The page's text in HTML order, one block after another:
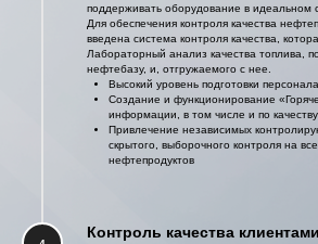
поддерживать оборудование в идеальном
Для обеспечения контроля качества
введена система контроля качества,
Лабораторный анализ качества топлива,
нефтебазу, и, отгружаемого с нее.
Высокий уровень подготовки персонала
Создание и функционирование
информации, в том числе и по
Привлечение независимых
скрытого, выборочного контроля на
нефтепродуктов
Контроль качества клиентами